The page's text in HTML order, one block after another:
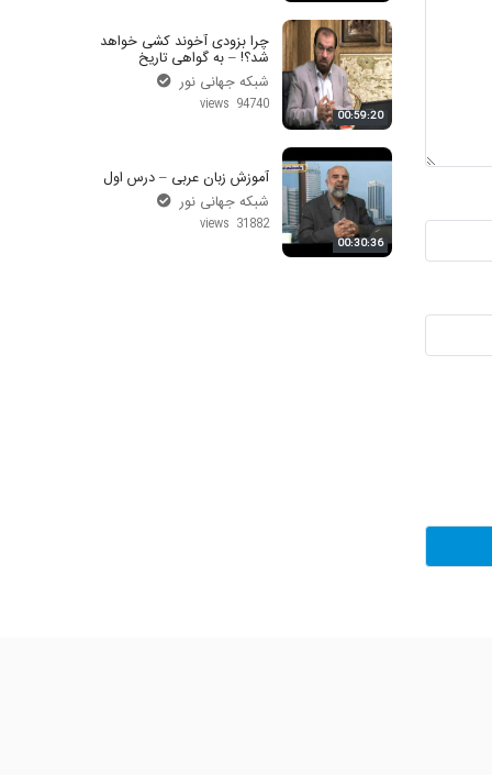
00:59:20
چرا بزودی آخوند کشی خواهد
شد؟! – به گواهی تاریخ
شبکه جهانی نور
94740 views
00:30:36
آموزش زبان عربی – درس اول
شبکه جهانی نور
31882 views